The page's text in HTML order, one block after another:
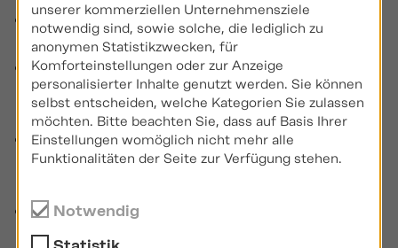
Immobilienmakler-WBThek®|
Immobilienverrentung – Leibrente
Immobilienmakler-WBThek®|
Immobilienverrentung –
Nießbrauchmodell
IDD-WBThek®| Aktuelle Themen |
Ruhestandsplanung mit Versicherungen
IDD-WBThek
Investmentfonds — ELTIF
unserer kommerziellen Unternehmensziele
notwendig sind, sowie solche, die lediglich zu
anonymen Statistikzwecken, für
Komforteinstellungen oder zur Anzeige
personalisierter Inhalte genutzt werden. Sie können
selbst entscheiden, welche Kategorien Sie zulassen
möchten. Bitte beachten Sie, dass auf Basis Ihrer
Einstellungen womöglich nicht mehr alle
Funktionalitäten der Seite zur Verfügung stehen.
Notwendig